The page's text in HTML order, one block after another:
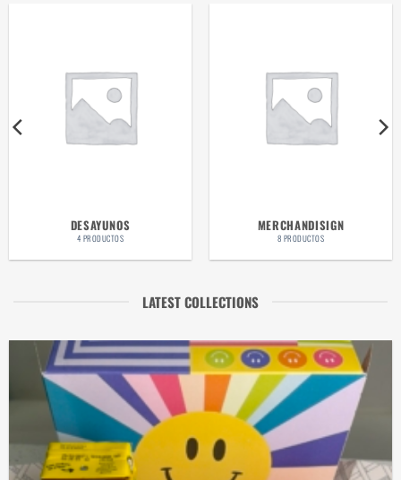
DESAYUNOS
4 PRODUCTOS
MERCHANDISIGN
8 PRODUCTOS
LATEST COLLECTIONS